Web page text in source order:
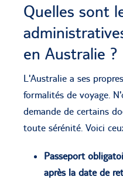
Quelles sont
en Australie ?
L'Australie a ses
formalités de voyage.
demande de certains
toute sérénité. Voici
Passeport
après la date de